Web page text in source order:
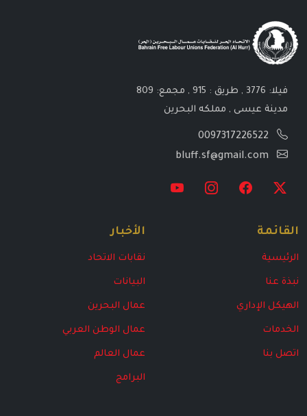
فيلا: 3776 , طريق : 915 , مجمع: 809
مدينة عيسى , مملكه البحرين
0097317226522
bluff.sf@gmail.com
القائمة
الرئيسية
نبذة عنا
الهيكل الإداري
الخدمات
اتصل بنا
الأخبار
نقابات الاتحاد
البيانات
عمال البحرين
عمال الوطن العربي
عمال العالم
البرامج